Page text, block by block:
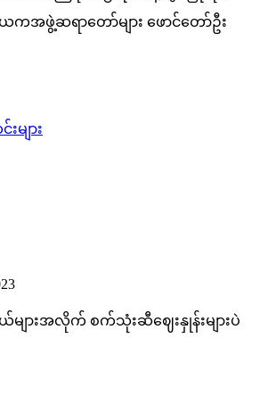
ဖွဲ့ဆရာတော်များ ဖောင်တော်ဦး
များ
များအလိုက် စက်သုံးဆီဈေးနှုန်းများပဲ